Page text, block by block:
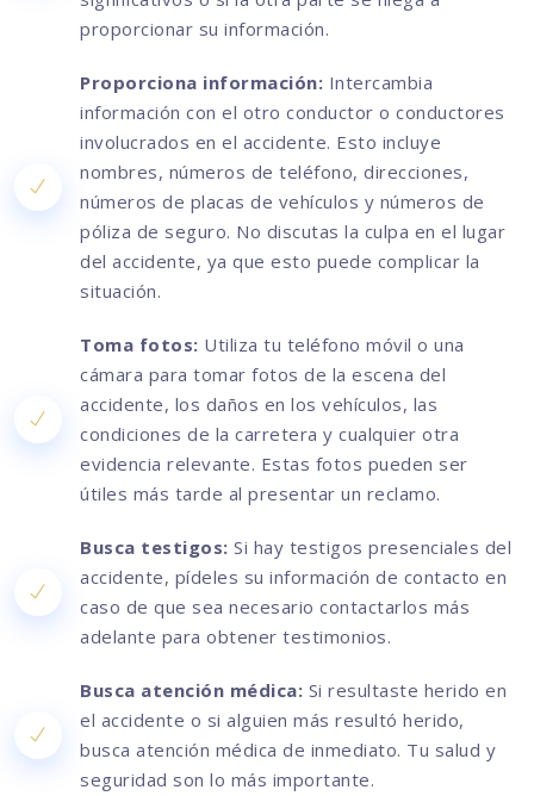
proporcionar su información.
Proporciona información: Intercambia
información con el otro conductor o conductores
involucrados en el accidente. Esto incluye
nombres, números de teléfono, direcciones,
números de placas de vehículos y números de
póliza de seguro. No discutas la culpa en el lugar
del accidente, ya que esto puede complicar la
situación.
Toma fotos: Utiliza tu teléfono móvil o una
cámara para tomar fotos de la escena del
accidente, los daños en los vehículos, las
condiciones de la carretera y cualquier otra
evidencia relevante. Estas fotos pueden ser
útiles más tarde al presentar un reclamo.
Busca testigos: Si hay testigos presenciales del
accidente, pídeles su información de contacto en
caso de que sea necesario contactarlos más
adelante para obtener testimonios.
Busca atención médica: Si resultaste herido en
el accidente o si alguien más resultó herido,
busca atención médica de inmediato. Tu salud y
seguridad son lo más importante.